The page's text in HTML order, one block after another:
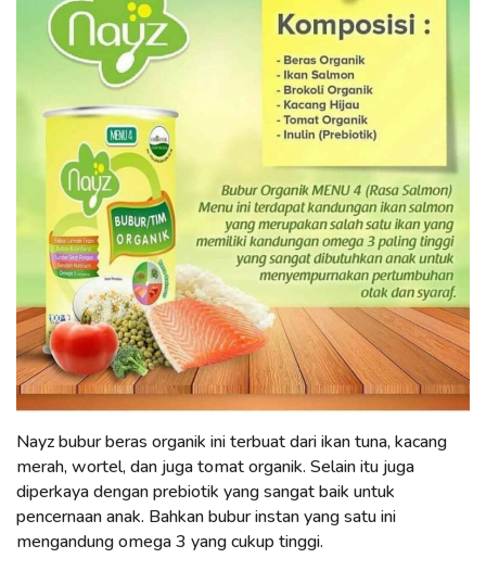
Nayz bubur beras organik ini terbuat dari ikan tuna, kacang
merah, wortel, dan juga tomat organik. Selain itu juga
diperkaya dengan prebiotik yang sangat baik untuk
pencernaan anak. Bahkan bubur instan yang satu ini
mengandung omega 3 yang cukup tinggi.